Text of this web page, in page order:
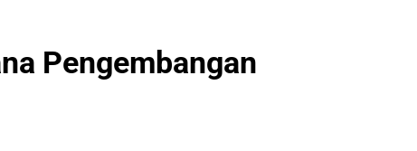
Pengembangan